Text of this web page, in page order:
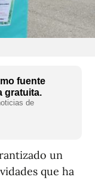
fuente
gratuita.
de
un
que ha